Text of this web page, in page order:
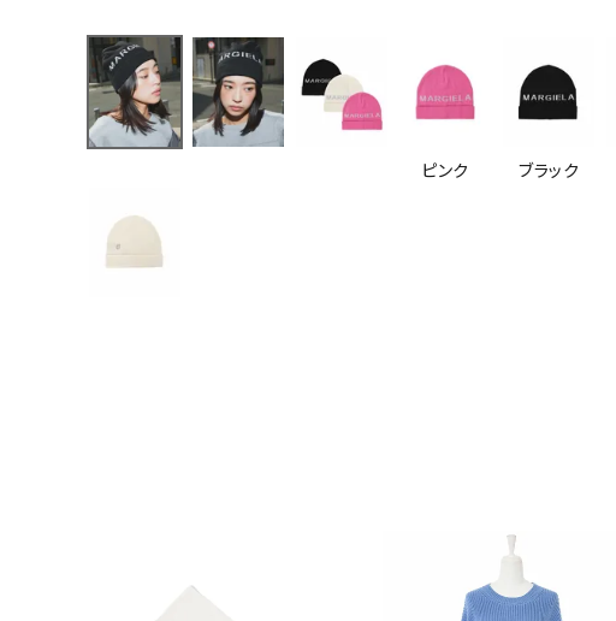
ピンク ブラック